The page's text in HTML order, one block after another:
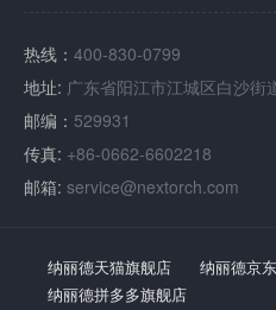
热线： 400-830-0799
地址: 广东省阳江市江城区白沙
邮编： 529931
传真: +86-0662-6602218
邮箱: service@nextorch.com
纳丽德天猫旗舰店
纳丽德京
纳丽德拼多多旗舰店